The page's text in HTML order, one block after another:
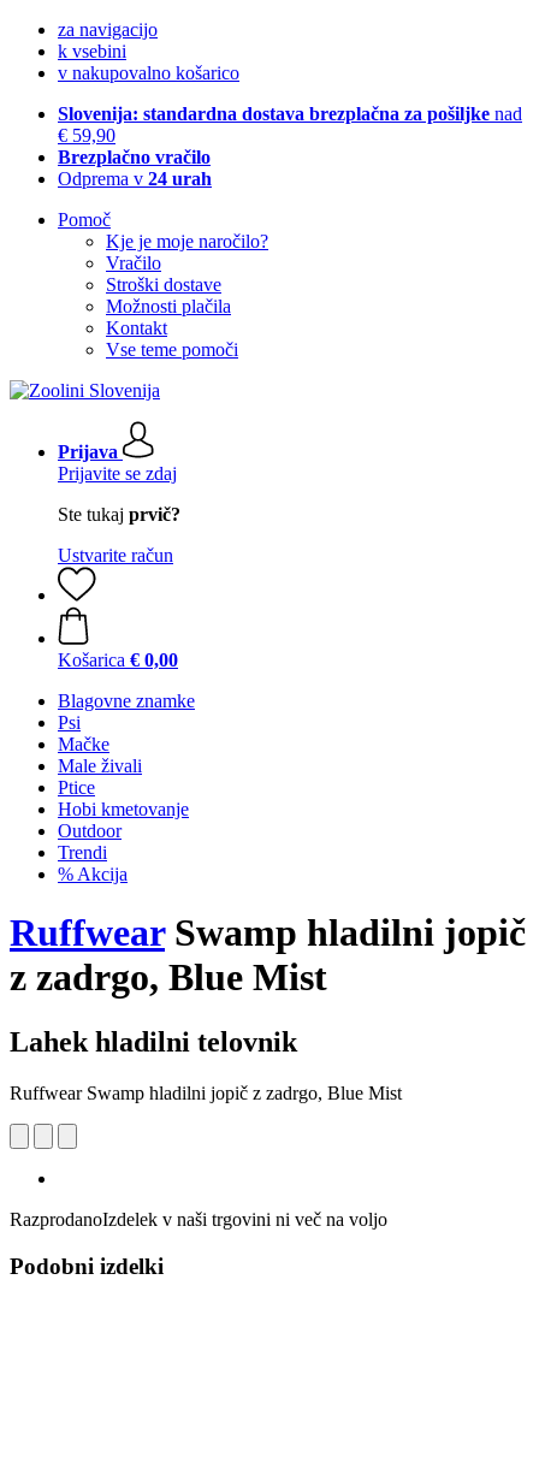
za navigacijo
k vsebini
v nakupovalno košarico
Slovenija: standardna dostava brezplačna za pošiljke nad
€ 59,90
Brezplačno vračilo
Odprema v 24 urah
Pomoč
Kje je moje naročilo?
Vračilo
Stroški dostave
Možnosti plačila
Kontakt
Vse teme pomoči
Prijava
Prijavite se zdaj
Ste tukaj prvič?
Ustvarite račun
Košarica € 0,00
Blagovne znamke
Psi
Mačke
Male živali
Ptice
Hobi kmetovanje
Outdoor
Trendi
% Akcija
RuffwearSwamp hladilni jopič
z zadrgo, Blue Mist
Lahek hladilni telovnik
Ruffwear Swamp hladilni jopič z zadrgo, Blue Mist
RazprodanoIzdelek v naši trgovini ni več na voljo
Podobni izdelki